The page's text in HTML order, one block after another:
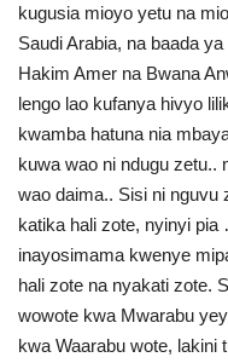
kugusia mioyo yetu na
Saudi Arabia, na baada
Hakim Amer na Bwana
lengo lao kufanya hivyo
kwamba hatuna nia
kuwa wao ni ndugu zetu..
wao daima.. Sisi ni nguvu
katika hali zote, nyinyi
inayosimama kwenye
hali zote na nyakati zote.
wowote kwa Mwarabu
kwa Waarabu wote, lakini